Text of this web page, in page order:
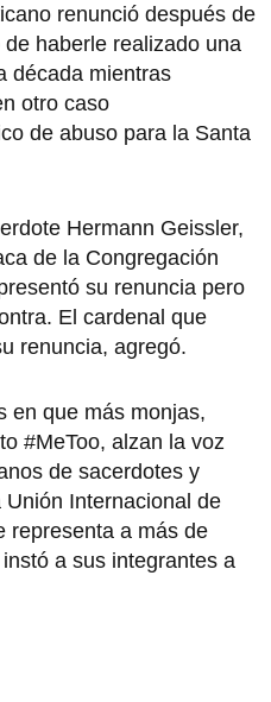
renunció después de
haberle realizado una
década mientras
otro caso
de abuso para la Santa
Hermann Geissler,
de la Congregación
su renuncia pero
El cardenal que
renuncia, agregó.
en que más monjas,
#MeToo, alzan la voz
de sacerdotes y
Internacional de
representa a más de
a sus integrantes a